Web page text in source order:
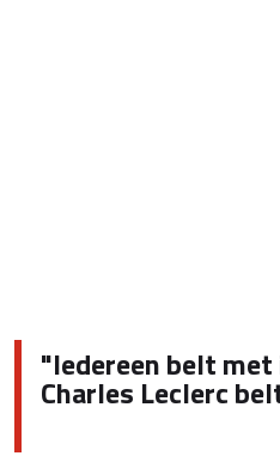
"Iedereen belt
Charles Leclerc